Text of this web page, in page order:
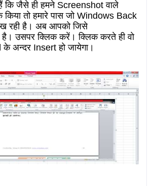
जैसे ही हमने Screenshot वाले
तो हमारे पास जो Windows Back
रही है। अब आपको जिसे
है। उसपर क्लिक करें। क्लिक करते ही वो
के अन्दर Insert हो जायेगा।